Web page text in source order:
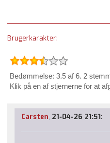
Brugerkarakter:
Bedømmelse: 3.5 af 6. 2
Klik på en af stjernerne for at
Carsten, 21-04-26 21:51: